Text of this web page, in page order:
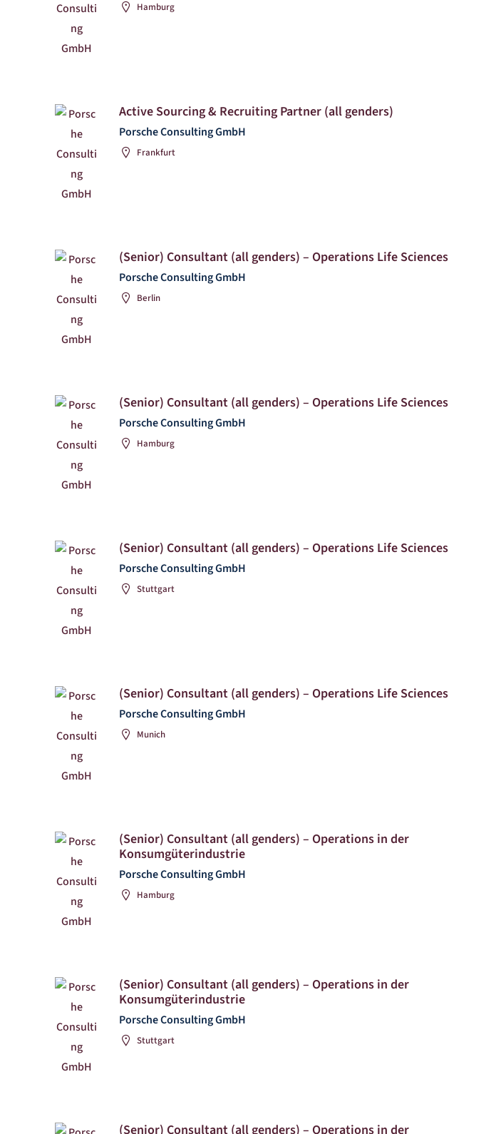
Hamburg
Active Sourcing & Recruiting Partner (all genders)
Porsche Consulting GmbH
Frankfurt
(Senior) Consultant (all genders) – Operations Life Sciences
Porsche Consulting GmbH
Berlin
(Senior) Consultant (all genders) – Operations Life Sciences
Porsche Consulting GmbH
Hamburg
(Senior) Consultant (all genders) – Operations Life Sciences
Porsche Consulting GmbH
Stuttgart
(Senior) Consultant (all genders) – Operations Life Sciences
Porsche Consulting GmbH
Munich
(Senior) Consultant (all genders) – Operations in der
Konsumgüterindustrie
Porsche Consulting GmbH
Hamburg
(Senior) Consultant (all genders) – Operations in der
Konsumgüterindustrie
Porsche Consulting GmbH
Stuttgart
(Senior) Consultant (all genders) – Operations in der